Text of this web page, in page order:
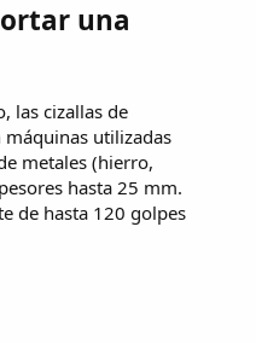
una
las cizallas de
utilizadas
metales (hierro,
hasta 25 mm.
de hasta 120 golpes